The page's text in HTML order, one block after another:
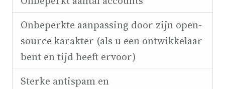
Onbeperkte aanpassing door zijn open-
source karakter (als u een ontwikkelaar
bent en tijd heeft ervoor)
Sterke antispam en